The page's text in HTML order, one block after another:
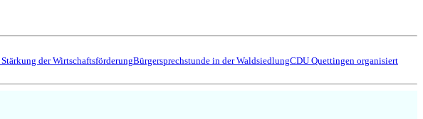
der WirtschaftsförderungBürgersprechstunde in der WaldsiedlungCDU Quettingen organisiert